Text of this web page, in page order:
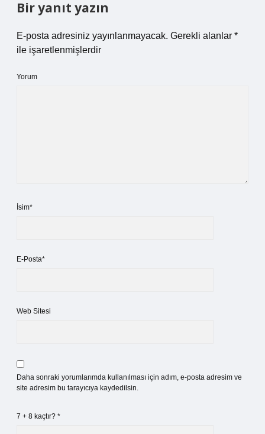
Bir yanıt yazın
E-posta adresiniz yayınlanmayacak. Gerekli alanlar *
ile işaretlenmişlerdir
Yorum
İsim*
E-Posta*
Web Sitesi
Daha sonraki yorumlarımda kullanılması için adım, e-posta adresim ve
site adresim bu tarayıcıya kaydedilsin.
7 + 8 kaçtır? *